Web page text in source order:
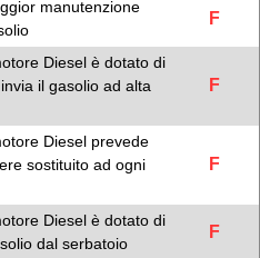
manutenzione
F
Diesel è dotato di
il gasolio ad alta
F
Diesel prevede
sostituito ad ogni
F
Diesel è dotato di
dal serbatoio
F